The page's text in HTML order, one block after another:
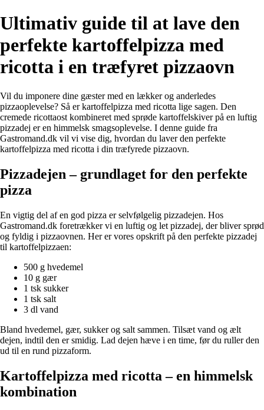
Ultimativ guide til at lave den
perfekte kartoffelpizza med
ricotta i en træfyret pizzaovn
Vil du imponere dine gæster med en lækker og anderledes
pizzaoplevelse? Så er kartoffelpizza med ricotta lige sagen. Den
cremede ricottaost kombineret med sprøde kartoffelskiver på en luftig
pizzadej er en himmelsk smagsoplevelse. I denne guide fra
Gastromand.dk vil vi vise dig, hvordan du laver den perfekte
kartoffelpizza med ricotta i din træfyrede pizzaovn.
Pizzadejen – grundlaget for den perfekte
pizza
En vigtig del af en god pizza er selvfølgelig pizzadejen. Hos
Gastromand.dk foretrækker vi en luftig og let pizzadej, der bliver sprød
og fyldig i pizzaovnen. Her er vores opskrift på den perfekte pizzadej
til kartoffelpizzaen:
500 g hvedemel
10 g gær
1 tsk sukker
1 tsk salt
3 dl vand
Bland hvedemel, gær, sukker og salt sammen. Tilsæt vand og ælt
dejen, indtil den er smidig. Lad dejen hæve i en time, før du ruller den
ud til en rund pizzaform.
Kartoffelpizza med ricotta – en himmelsk
kombination